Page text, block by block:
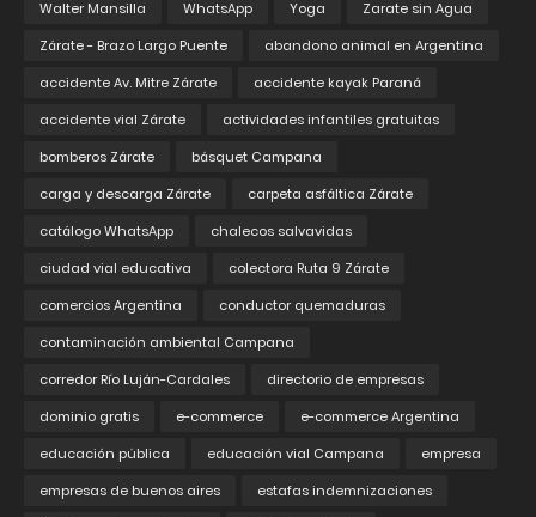
Walter Mansilla
WhatsApp Yoga
Zarate sin Agua
Zárate - Brazo Largo Puente
abandono animal en Argentina
accidente Av. Mitre Zárate
accidente kayak Paraná
accidente vial Zárate
actividades infantiles gratuitas
bomberos Zárate
básquet Campana
carga y descarga Zárate
carpeta asfáltica Zárate
catálogo WhatsApp
chalecos salvavidas
ciudad vial educativa
colectora Ruta 9 Zárate
comercios Argentina
conductor quemaduras
contaminación ambiental Campana
corredor Río Luján-Cardales
directorio de empresas
dominio gratis
e-commerce
e-commerce Argentina
educación pública
educación vial Campana
empresa
empresas de buenos aires
estafas indemnizaciones